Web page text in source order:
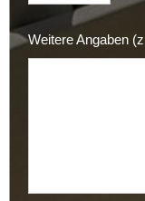
Weitere Angaben